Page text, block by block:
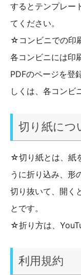
するとテンプレー
てください。
☆コンビニでの印
各コンビニには印
PDFのページを登
しくは、各コンビ
切り紙につ
☆切り紙とは、紙
うに折り込み、形
切り抜いて、開く
とです。
☆折り方は、
利用規約